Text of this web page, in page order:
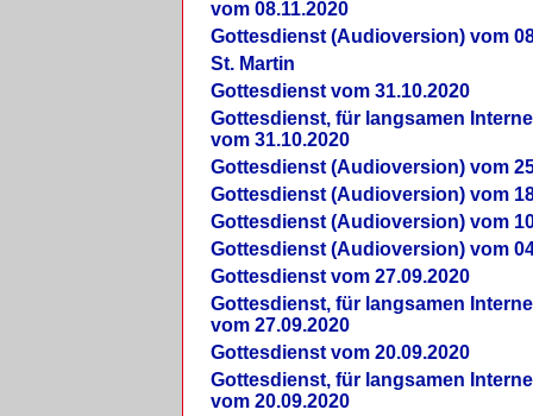
vom 08.11.2020
Gottesdienst (Audioversion) vom
St. Martin
Gottesdienst vom 31.10.2020
Gottesdienst, für langsamen
vom 31.10.2020
Gottesdienst (Audioversion) vom
Gottesdienst (Audioversion) vom
Gottesdienst (Audioversion) vom
Gottesdienst (Audioversion) vom
Gottesdienst vom 27.09.2020
Gottesdienst, für langsamen
vom 27.09.2020
Gottesdienst vom 20.09.2020
Gottesdienst, für langsamen
vom 20.09.2020